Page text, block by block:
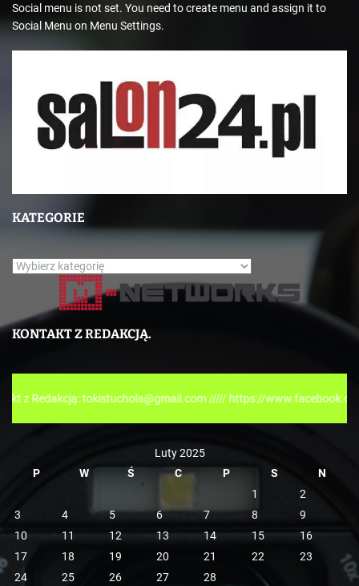
Social menu is not set. You need to create menu and assign it to
Social Menu on Menu Settings.
KATEGORIE
K
e
i
e
KONTAKT Z REDAKCJĄ.
tokistuchola@gmail.com ///// https://www.facebook.com/
Luty 2025
P
W Ś C P S
N
1
2
3
4 5 6 7 8
9
10
11 12 13 14 15
16
17
18 19 20 21 22
23
24
25 26 27 28